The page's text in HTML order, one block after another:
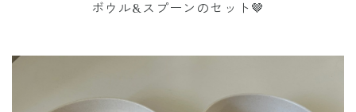
ボウル&スプーンのセット🤎